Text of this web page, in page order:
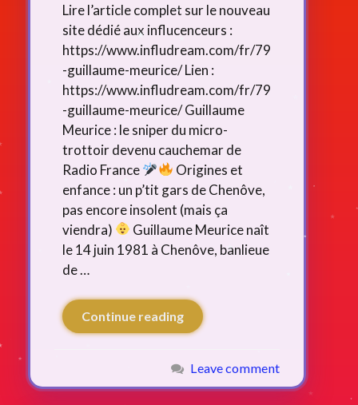
Lire l’article complet sur le nouveau
site dédié aux influcenceurs :
https://www.infludream.com/fr/79
-guillaume-meurice/ Lien :
https://www.infludream.com/fr/79
-guillaume-meurice/ Guillaume
Meurice : le sniper du micro-
trottoir devenu cauchemar de
Radio France
Origines et
enfance : un p’tit gars de Chenôve,
pas encore insolent (mais ça
viendra)
Guillaume Meurice naît
le 14 juin 1981 à Chenôve, banlieue
de …
Continue reading
Leave comment